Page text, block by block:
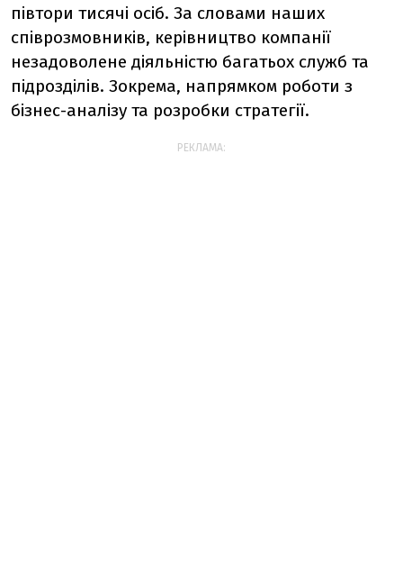
півтори тисячі осіб. За словами наших
співрозмовників, керівництво компанії
незадоволене діяльністю багатьох служб та
підрозділів. Зокрема, напрямком роботи з
бізнес-аналізу та розробки стратегії.
РЕКЛАМА: